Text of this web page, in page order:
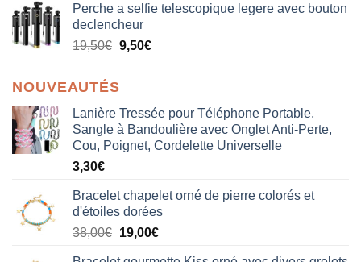
Perche a selfie telescopique legere avec bouton
declencheur
19,50€ 9,50€
NOUVEAUTÉS
Lanière Tressée pour Téléphone Portable,
Sangle à Bandoulière avec Onglet Anti-Perte,
Cou, Poignet, Cordelette Universelle
3,30€
Bracelet chapelet orné de pierre colorés et
d'étoiles dorées
38,00€ Le
19,00€Le